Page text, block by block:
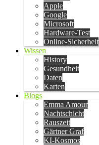
Apple
Google
Microsoft
Hardware-Test
Online-Sicherheit
Wissen
History
Gesundheit
Daten
Karten
Blogs
Emma Amour
Nachtschicht
Rauszeit
Gärtner Graf
KI-Kosmos